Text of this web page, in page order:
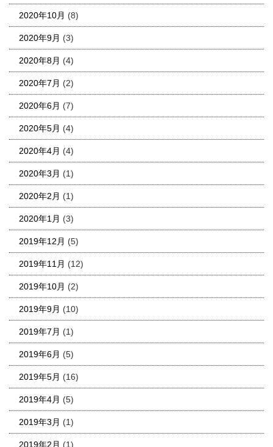
2020年10月 (8)
2020年9月 (3)
2020年8月 (4)
2020年7月 (2)
2020年6月 (7)
2020年5月 (4)
2020年4月 (4)
2020年3月 (1)
2020年2月 (1)
2020年1月 (3)
2019年12月 (5)
2019年11月 (12)
2019年10月 (2)
2019年9月 (10)
2019年7月 (1)
2019年6月 (5)
2019年5月 (16)
2019年4月 (5)
2019年3月 (1)
2019年2月 (1)